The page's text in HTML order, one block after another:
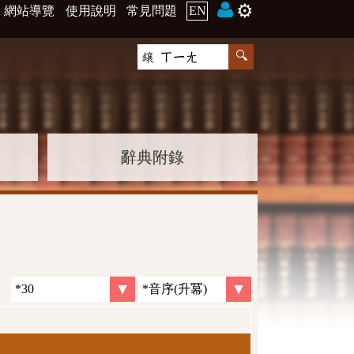
網站導覽 使用說明 常見問題 EN ⚙️
辭典附錄